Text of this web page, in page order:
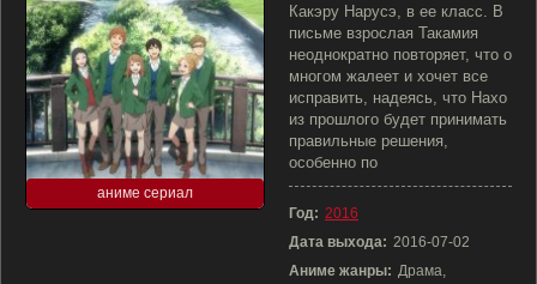
аниме сериал
Какэру Нарусэ, в ее класс. В
письме взрослая Такамия
неоднократно повторяет, что о
многом жалеет и хочет все
исправить, надеясь, что Нахо
из прошлого будет принимать
правильные решения,
особенно по
Год: 2016
Дата выхода: 2016-07-02
Аниме жанры: Драма,